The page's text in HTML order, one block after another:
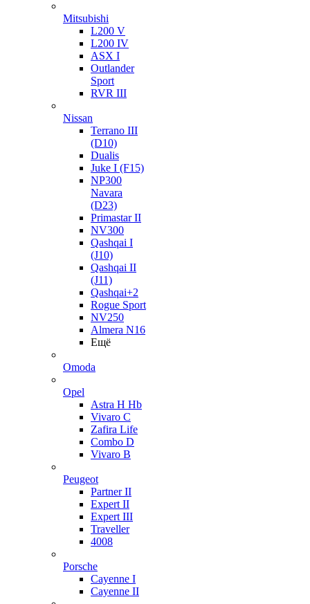
Mitsubishi
L200 V
L200 IV
ASX I
Outlander
Sport
RVR III
Nissan
Terrano III
(D10)
Dualis
Juke I (F15)
NP300
Navara
(D23)
Primastar II
NV300
Qashqai I
(J10)
Qashqai II
(J11)
Qashqai+2
Rogue Sport
NV250
Almera N16
Ещё
Omoda
Opel
Astra H Hb
Vivaro C
Zafira Life
Combo D
Vivaro B
Peugeot
Partner II
Expert II
Expert III
Traveller
4008
Porsche
Cayenne I
Cayenne II